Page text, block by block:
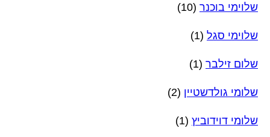
שלוימי בוכנר (10)
שלוימי סגל (1)
שלום זילבר (1)
שלומי גולדשטיין (2)
שלומי דוידוביץ (1)